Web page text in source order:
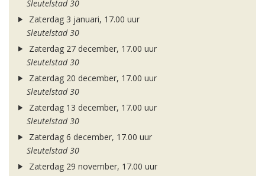
Sleutelstad 30
Zaterdag 3 januari, 17.00 uur
Sleutelstad 30
Zaterdag 27 december, 17.00 uur
Sleutelstad 30
Zaterdag 20 december, 17.00 uur
Sleutelstad 30
Zaterdag 13 december, 17.00 uur
Sleutelstad 30
Zaterdag 6 december, 17.00 uur
Sleutelstad 30
Zaterdag 29 november, 17.00 uur